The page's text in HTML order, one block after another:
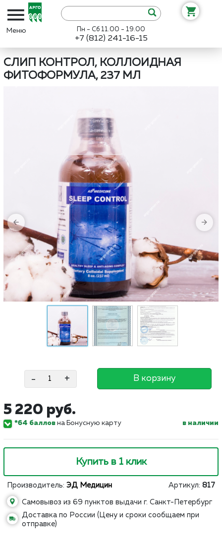
Пн - Сб 11.00 - 19.00
+7 (812) 241-16-15
СЛИП КОНТРОЛ, КОЛЛОИДНАЯ
ФИТОФОРМУЛА, 237 МЛ
- + В корзину
5 220 руб.
*64 баллов на Бонусную карту в наличии
Купить в 1 клик
Производитель: ЭД Медицин Артикул: 817
Самовывоз из 69 пунктов выдачи г. Санкт-Петербург
Доставка по России (Цену и сроки сообщаем при
отправке)